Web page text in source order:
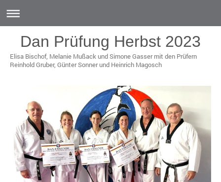
Dan Prüfung Herbst 2023
Elisa Bischof, Melanie Mußack und Simone Gasser mit den Prüfern
Reinhold Gruber, Günter Sonner und Heinrich Magosch